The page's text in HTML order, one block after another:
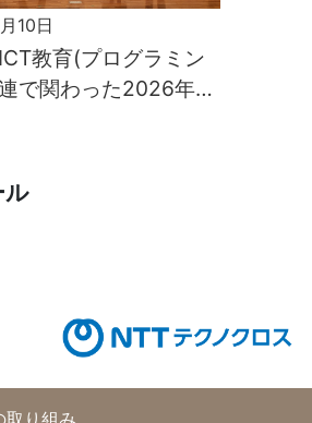
10日
教育(プログラミン
で関わった2026年学
ル
取り組み